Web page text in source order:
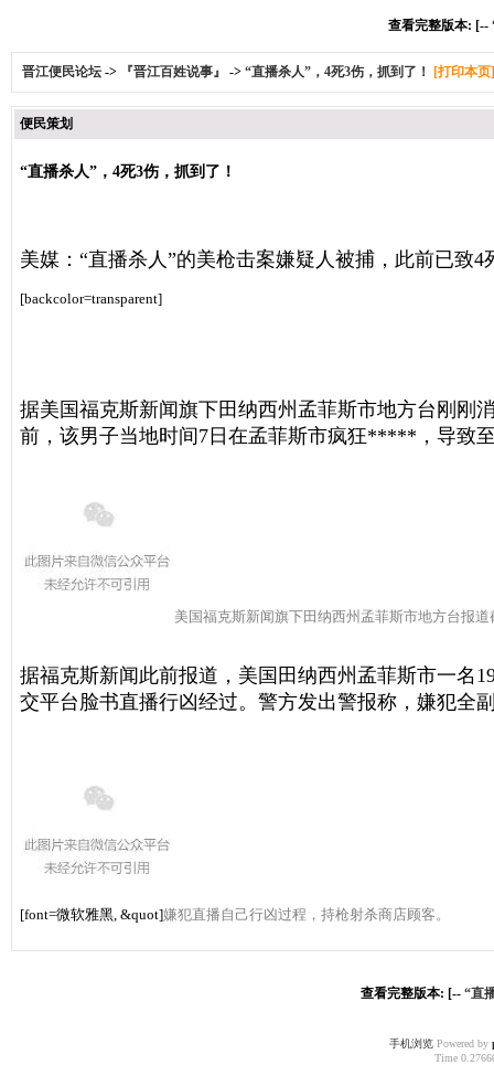
查看完整版本: [--
晋江便民论坛 -> 『晋江百姓说事』 -> “直播杀人”，4死3伤，抓到了！ [打印本页]
便民策划
“直播杀人”，4死3伤，抓到了！
美媒：“直播杀人”的美枪击案嫌疑人被捕，此前已致4
[backcolor=transparent]
据美国福克斯新闻旗下田纳西州孟菲斯市地方台刚刚
前，该男子当地时间7日在孟菲斯市疯狂*****，导致
美国福克斯新闻旗下田纳西州孟菲斯市地方台报道
据福克斯新闻此前报道，美国田纳西州孟菲斯市一名
交平台脸书直播行凶经过。警方发出警报称，嫌犯全
[font=微软雅黑, &quot]嫌犯直播自己行凶过程，持枪射杀商店顾客。
查看完整版本: [-- “直
手机浏览Powered by
Time